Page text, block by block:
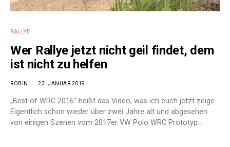
RALLYE
Wer Rallye jetzt nicht geil findet, dem
ist nicht zu helfen
ROBIN 23. JANUAR 2019
„Best of WRC 2016“ heißt das Video, was ich euch jetzt zeige.
Eigentlich schon wieder über zwei Jahre alt und abgesehen
von einigen Szenen vom 2017er VW Polo WRC Prototyp…